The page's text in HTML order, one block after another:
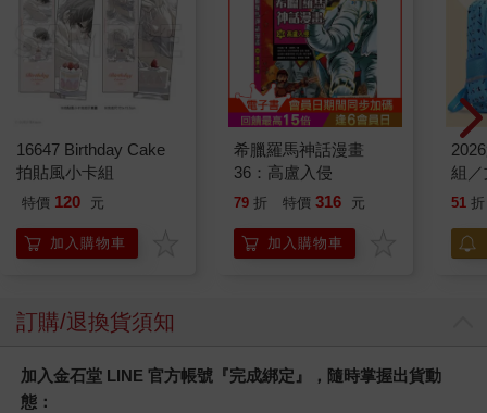
16647 Birthday Cake
拍貼風小卡組
特價 120 元
加入購物車
希臘羅馬神話漫畫
36：高盧入侵
79 折 特價 316 元
加入購物車
組
51 折
訂購/退換貨須知
加入金石堂 LINE 官方帳號『完成綁定』，隨時掌握出貨動
態：